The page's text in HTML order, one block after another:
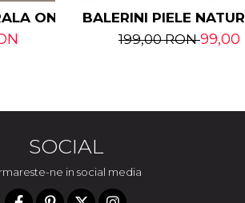
ONIKA
BALERINI PIELE
199,00 RON99,00
SOCIAL
ne in social media